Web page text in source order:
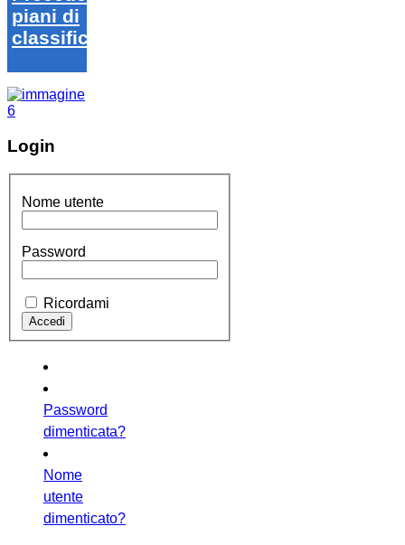
piani di
classifica
Login
Nome utente
Password
Ricordami
Password
dimenticata?
Nome
utente
dimenticato?